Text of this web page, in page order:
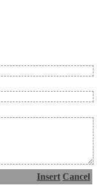
Insert Cancel